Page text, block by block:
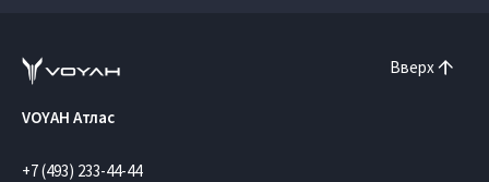
Вверх
VOYAH Атлас
+7 (493) 233-44-44